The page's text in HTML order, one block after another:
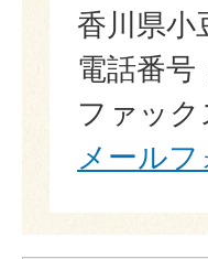
香川県小
電話番
ファッ
メール